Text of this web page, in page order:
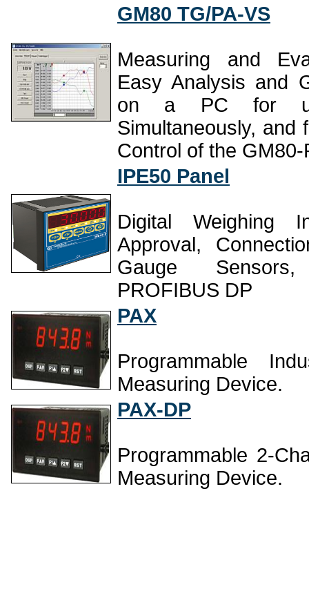
GM80 TG/PA-VS
Measuring and
Easy Analysis and
on a PC for
Simultaneously, and
Control of the GM80-
IPE50 Panel
Digital Weighing
Approval,
Gauge
PROFIBUS DP
PAX
Programmable
Measuring Device.
PAX-DP
Programmable 2-
Measuring Device.